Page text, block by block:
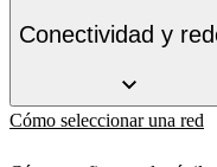
Conectividad y
Cómo seleccionar una red